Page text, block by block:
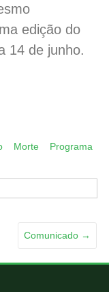
edição do
14 de junho.
Morte
Programa
Comunicado →